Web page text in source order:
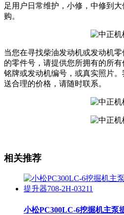
足用户日常维护，小修，中修到
购。
当您在寻找柴油发动机或发动机
的零件号，请提供您所拥有的所
铭牌或发动机编号，或真实照片
送合理的价格，请随时联系。
相关推荐
小松PC300LC-6挖掘机主泵